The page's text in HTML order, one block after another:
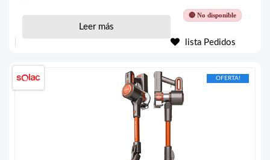
🔴 No disponible
Leer más
lista Pedidos
OFERTA!